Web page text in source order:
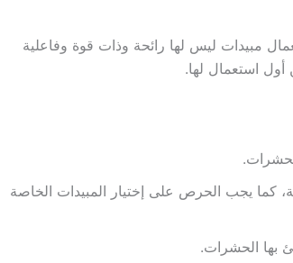
مبيدات ليس لها رائحة وذات قوة وفاعلية
استعمال لها.
كما يجب الحرص على إختيار المبيدات الخاصة
بها الحشرات.